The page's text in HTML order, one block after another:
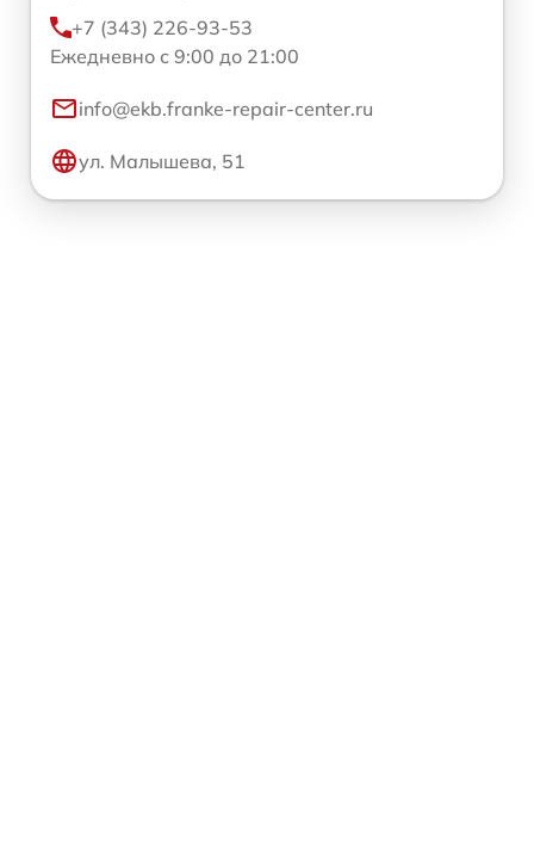
+7 (343) 226-93-53
Ежедневно с 9:00 до 21:00
info@ekb.franke-repair-center.ru
ул. Малышева, 51